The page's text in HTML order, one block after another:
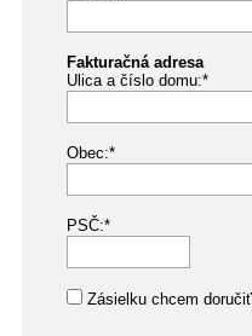
Fakturačná adresa
Ulica a číslo domu:*
Obec:*
PSČ:*
Zásielku chcem